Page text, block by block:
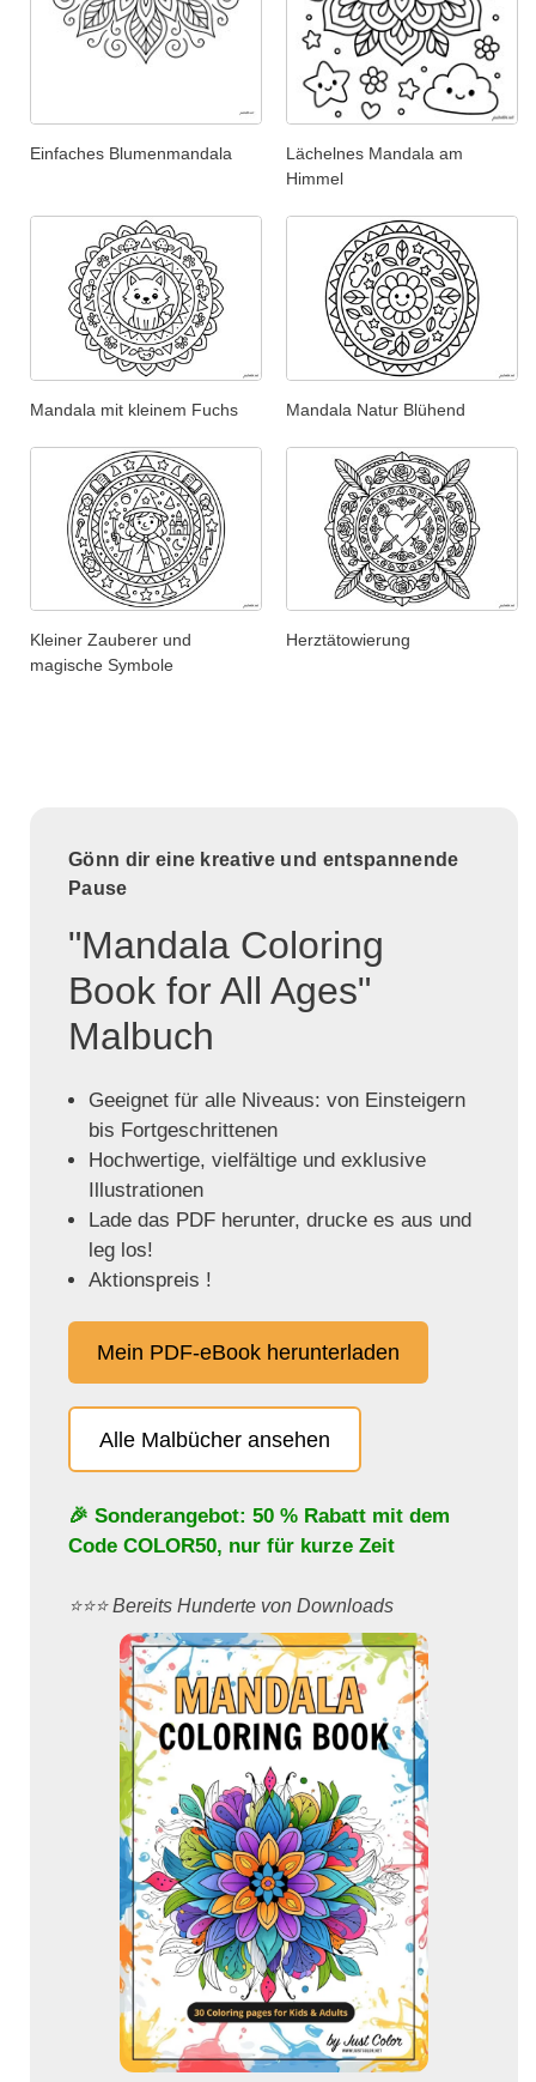
Einfaches Blumenmandala
Lächelnes Mandala am
Himmel
Mandala mit kleinem Fuchs Mandala Natur Blühend
Kleiner Zauberer und
magische Symbole
Herztätowierung
Gönn dir eine kreative und entspannende
Pause
"Mandala Coloring
Book for All Ages"
Malbuch
Geeignet für alle Niveaus: von Einsteigern
bis Fortgeschrittenen
Hochwertige, vielfältige und exklusive
Illustrationen
Lade das PDF herunter, drucke es aus und
leg los!
Aktionspreis !
Mein PDF-eBook herunterladen
Alle Malbücher ansehen
🎉 Sonderangebot: 50 % Rabatt mit dem
Code COLOR50, nur für kurze Zeit
⭐️⭐️⭐️ Bereits Hunderte von Downloads